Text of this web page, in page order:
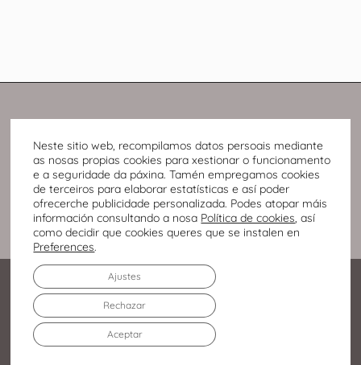
Neste sitio web, recompilamos datos persoais mediante
as nosas propias cookies para xestionar o funcionamento
e a seguridade da páxina. Tamén empregamos cookies
de terceiros para elaborar estatísticas e así poder
ofrecerche publicidade personalizada. Podes atopar máis
información consultando a nosa Política de cookies, así
como decidir que cookies queres que se instalen en
Preferences.
Aceptar
Rechazar
Ajustes